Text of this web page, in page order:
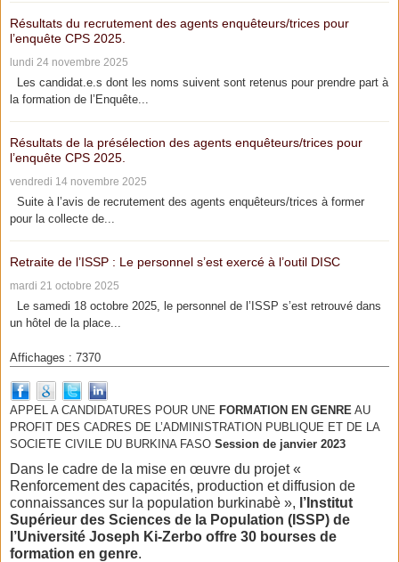
Résultats du recrutement des agents enquêteurs/trices pour
l’enquête CPS 2025.
lundi 24 novembre 2025
Les candidat.e.s dont les noms suivent sont retenus pour prendre part à
la formation de l’Enquête...
Résultats de la présélection des agents enquêteurs/trices pour
l’enquête CPS 2025.
vendredi 14 novembre 2025
Suite à l’avis de recrutement des agents enquêteurs/trices à former
pour la collecte de...
Retraite de l’ISSP : Le personnel s’est exercé à l’outil DISC
mardi 21 octobre 2025
Le samedi 18 octobre 2025, le personnel de l’ISSP s’est retrouvé dans
un hôtel de la place...
Affichages : 7370
APPEL A CANDIDATURES POUR UNE FORMATION EN GENRE AU
PROFIT DES CADRES DE L’ADMINISTRATION PUBLIQUE ET DE LA
SOCIETE CIVILE DU BURKINA FASO Session de janvier 2023
Dans le cadre de la mise en œuvre du projet «
Renforcement des capacités, production et diffusion de
connaissances sur la population burkinabè », l’Institut
Supérieur des Sciences de la Population (ISSP) de
l’Université Joseph Ki-Zerbo offre 30 bourses de
formation en genre.